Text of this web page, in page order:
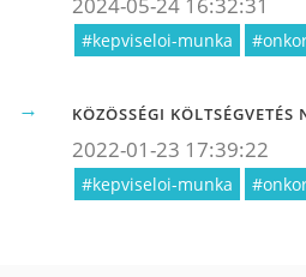
#kepviseloi-munka
KÖZÖSSÉGI
#kepviseloi-munka
2022-01-23 17:39:22